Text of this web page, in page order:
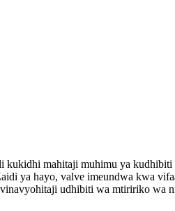
mahitaji muhimu ya
ya hayo, valve imeundwa kwa
udhibiti wa mtiririko wa